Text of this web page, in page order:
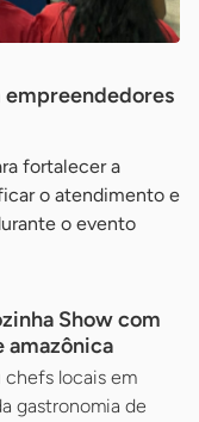
empreendedores
fortalecer a
o atendimento e
o evento
Show com
amazônica
chefs locais em
gastronomia de